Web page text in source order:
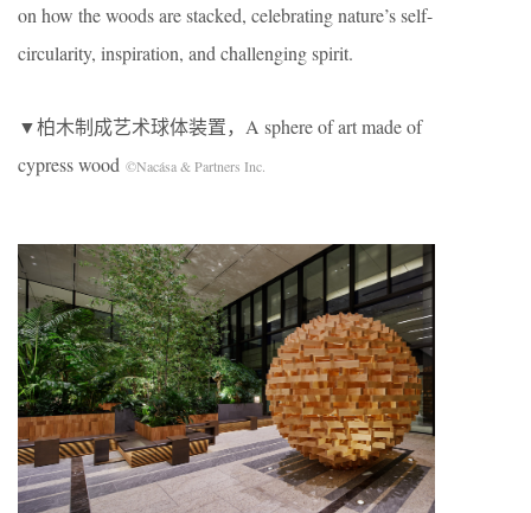
on how the woods are stacked, celebrating nature’s self-
circularity, inspiration, and challenging spirit.
▼柏木制成艺术球体装置，A sphere of art made of
cypress wood ©Nacása & Partners Inc.